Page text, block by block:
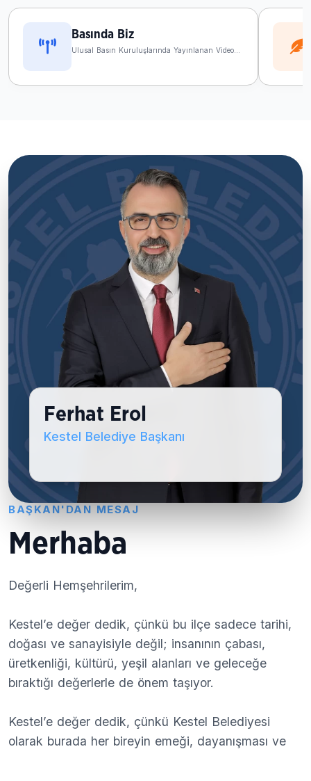
1 ay önce
hasta nakil ambulansımızla ulaşım
Türkülerle Buluşma Noktası: Kestel Türk
Halk Müziği Korosu
3 ay önce
Bazen bir ezgi, kelimelerden daha fazlasını
anlatır.
3 ay önce
Mahallelerimizde kurduğumuz depolarla su
temininde yaşanan sorunlara kalıcı çözüm
3 ay önce
Basında Biz
Ulusal Basın Kuruluşlarında Yayınlanan Video
Ferhat Erol
Kestel Belediye Başkanı
BAŞKAN'DAN MESAJ
Merhaba
Değerli Hemşehrilerim,
Kestel’e değer dedik, çünkü bu ilçe sadece tarihi,
doğası ve sanayisiyle değil; insanının çabası,
üretkenliği, kültürü, yeşil alanları ve geleceğe
bıraktığı değerlerle de önem taşıyor.
Kestel’e değer dedik, çünkü Kestel Belediyesi
olarak burada her bireyin emeği, dayanışması ve